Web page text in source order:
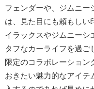
フェンダーや、ジムニー
は、見た目にも頼もしい
イラックスやジムニーシ
タフなカーライフを過ご
限定のコラボレーション
おきたい魅力的なアイテ